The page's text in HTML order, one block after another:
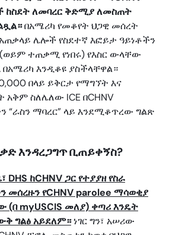
ከስደት ለመባረር ቅድሚያ ለመስጠት
በአሜሪካ የመቆየት ህጋዊ መሰረት
ሌሎች የስደተኛ እፎይታ ዓይነቶችን
ተጠቃሚ የነበሩ) የእስር ውላቸው
በአሜሪካ እንዲቆዩ ያስችላቸዋል።
በላይ ይቅርታ የማግኘት እና
ስለሌለው ICE በCHNV
“ራስን ማባረር” ላይ እንደሚቆጥረው ግልጽ
እንዳረጋግጥ ቢጠይቀኝስ?
DHS ከCHNV ጋር የተያያዘ የስራ
መሰረዙን የCHNV parolee ማሳወቂያ
(በ myUSCIS መለያ) ቀጣሪ እንዴት
ግልፅ አይደለም።ነገር ግን፣ አሠሪው